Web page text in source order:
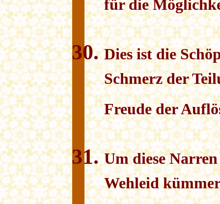
für die
Dies ist die
Schmerz der
Freude der
Um diese
Wehleid